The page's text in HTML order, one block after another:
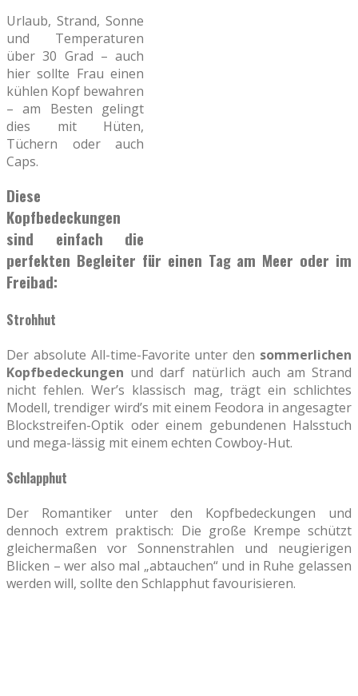
Urlaub, Strand, Sonne
und Temperaturen
über 30 Grad – auch
hier sollte Frau einen
kühlen Kopf bewahren
– am Besten gelingt
dies mit Hüten,
Tüchern oder auch
Caps.
Diese
Kopfbedeckungen
sind einfach die
perfekten Begleiter für einen Tag am Meer oder im
Freibad:
Strohhut
Der absolute All-time-Favorite unter den sommerlichen
Kopfbedeckungen und darf natürlich auch am Strand
nicht fehlen. Wer’s klassisch mag, trägt ein schlichtes
Modell, trendiger wird’s mit einem Feodora in angesagter
Blockstreifen-Optik oder einem gebundenen Halsstuch
und mega-lässig mit einem echten Cowboy-Hut.
Schlapphut
Der Romantiker unter den Kopfbedeckungen und
dennoch extrem praktisch: Die große Krempe schützt
gleichermaßen vor Sonnenstrahlen und neugierigen
Blicken – wer also mal „abtauchen“ und in Ruhe gelassen
werden will, sollte den Schlapphut favourisieren.